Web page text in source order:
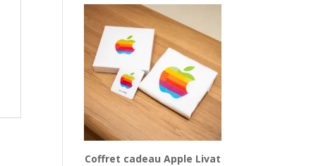
Coffret cadeau Apple Livat